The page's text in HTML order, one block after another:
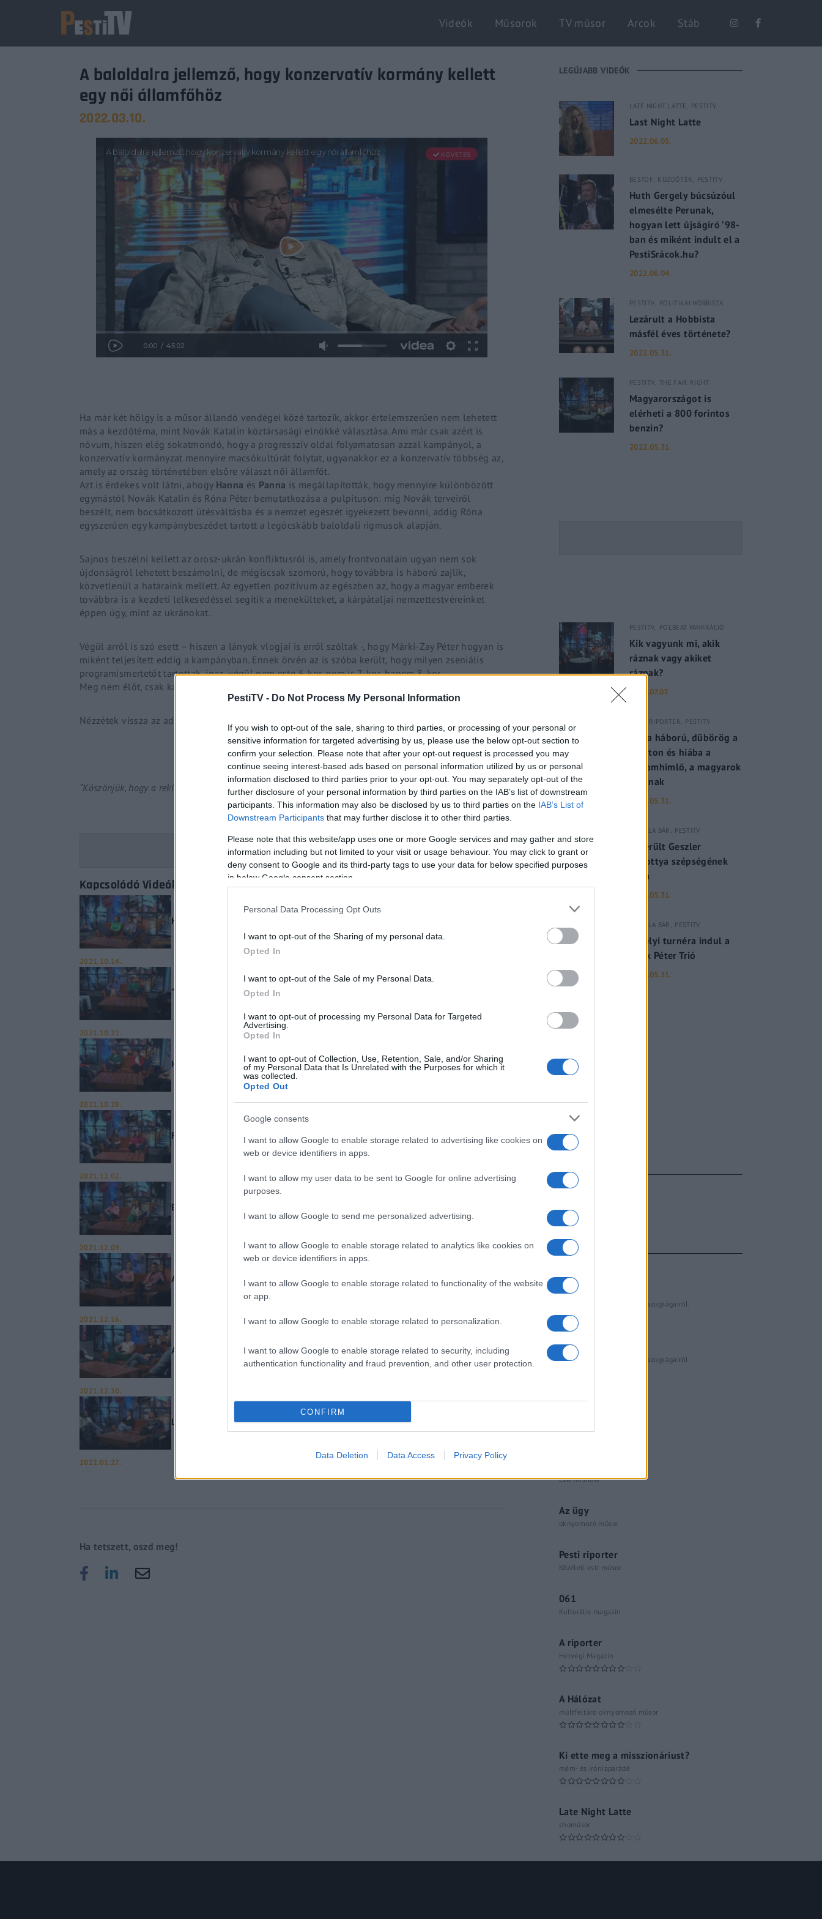
PestiTV - Do Not Process My Personal Information
If you wish to opt-out of the sale, sharing to third parties, or processing of your personal or
sensitive information for targeted advertising by us, please use the below opt-out section to
confirm your selection. Please note that after your opt-out request is processed you may
continue seeing interest-based ads based on personal information utilized by us or personal
information disclosed to third parties prior to your opt-out. You may separately opt-out of the
further disclosure of your personal information by third parties on the IAB’s list of downstream
participants. This information may also be disclosed by us to third parties on the IAB’s List of
Downstream Participants that may further disclose it to other third parties.
Please note that this website/app uses one or more Google services and may gather and store
information including but not limited to your visit or usage behaviour. You may click to grant or
deny consent to Google and its third-party tags to use your data for below specified purposes
in below Google consent section.
Personal Data Processing Opt Outs
I want to opt-out of the Sharing of my personal data.
Opted In
I want to opt-out of the Sale of my Personal Data.
Opted In
I want to opt-out of processing my Personal Data for Targeted
Advertising.
Opted In
I want to opt-out of Collection, Use, Retention, Sale, and/or Sharing
of my Personal Data that Is Unrelated with the Purposes for which it
was collected.
Opted Out
Google consents
I want to allow Google to enable storage related to advertising like cookies on
web or device identifiers in apps.
I want to allow my user data to be sent to Google for online advertising
purposes.
I want to allow Google to send me personalized advertising.
I want to allow Google to enable storage related to analytics like cookies on
web or device identifiers in apps.
I want to allow Google to enable storage related to functionality of the website
or app.
I want to allow Google to enable storage related to personalization.
I want to allow Google to enable storage related to security, including
authentication functionality and fraud prevention, and other user protection.
CONFIRM
Data Deletion Data Access Privacy Policy
Videók Műsorok TV műsor Arcok Stáb
A baloldalra jellemző, hogy konzervatív kormány kellett
egy női államfőhöz
2022.03.10.
Ha már két hölgy is a műsor állandó vendégei közé tartozik, akkor értelemszerűen nem lehetett
más a kezdőtéma, mint Novák Katalin köztársasági elnökké választása. Ami már csak azért is
nóvum, hiszen elég sokatmondó, hogy a progresszív oldal folyamatosan azzal kampányol, a
konzervatív kormányzat mennyire macsókultúrát folytat, ugyanakkor ez a konzervatív többség az,
amely az ország történetében elsőre választ női államfőt.
Azt is érdekes volt látni, ahogy Hanna és Panna is megállapították, hogy mennyire különbözött
egymástól Novák Katalin és Róna Péter bemutatkozása a pulpituson: míg Novák terveiről
beszélt, nem bocsátkozott ütésváltásba és a nemzet egészét igyekezett bevonni, addig Róna
egyszerűen egy kampánybeszédet tartott a legócskább baloldali rigmusok alapján.
Sajnos beszélni kellett az orosz-ukrán konfliktusról is, amely frontvonalain ugyan nem sok
újdonságról lehetett beszámolni, de mégiscsak szomorú, hogy továbbra is háború zajlik,
közvetlenül a határaink mellett. Az egyetlen pozitívum az egészben az, hogy a magyar emberek
továbbra is a kezdeti lelkesedéssel segítik a menekülteket, a kárpátaljai nemzettestvéreinket
éppen úgy, mint az ukránokat.
Végül arról is szó esett – hiszen a lányok vlogjai is erről szóltak -, hogy Márki-Zay Péter hogyan is
miként teljesített eddig a kampányban. Ennek örvén az is szóba került, hogy milyen zseniális
programismertetőt tartottak, igaz, végül nem este 6-kor, nem is 7-kor, hanem 8-kor.
Meg nem élőt, csak kamu élőt, abból is feltűnően rosszat, de csak megvolt.
Nézzétek vissza az adást!
“Köszönjük, hogy a reklám megnézésével támogatod a PestiTV létezését!”
Kapcsolódó Videók
Hétfejű sárkányból félszemű kobra – ez ma a magyarországi ellenzék
2021.10.14.
“Soros Györgynek arany szobrot kellene állítani!”
2021.10.21.
Hópelyhek olvadása Trombitás Kristóffal
2021.10.28.
Fluor Tomi megmutatta, hogyan kell egybites közéleti ostobaságokat mondani
2021.12.02.
Bezzeg a fideszesek – a baloldalnak pedig mindent szabad
2021.12.09.
Az Amnesty International azt is megengedi, hogy heterók legyünk?
2021.12.16.
Az LMBTQ Szűz Mária kicsit meredek
2021.12.30.
Lakatos Márk, a megélhetési rettegők példaképe
2022.01.27.
Ha tetszett, oszd meg!
LEGÚJABB VIDEÓK
LATE NIGHT LATTE PESTITV
Last Night Latte
2022.06.05.
BESTOF KÜZDŐTÉR PESTITV
Huth Gergely búcsúzóul
elmesélte Perunak,
hogyan lett újságíró ’98-
ban és miként indult el a
PestiSrácok.hu?
2022.06.04.
PESTITV POLITIKAI HOBBISTA
Lezárult a Hobbista
másfél éves története?
2022.05.31.
PESTITV THE FAIR RIGHT
Magyarországot is
elérheti a 800 forintos
benzin?
2022.05.31.
PESTITV POLBEAT PANKRÁCIÓ
Kik vagyunk mi, akik
ráznak vagy akiket
ráznak?
2022.07.07.
PESTI RIPORTER PESTITV
Dúl a háború, dübörög a
Balaton és hiába a
majomhimlő, a magyarok
utaznak
2022.05.31.
GERILLA BÁR PESTITV
Kiderült Geszler
Dorottya szépségének
titka
2022.05.31.
GERILLA BÁR PESTITV
Erdélyi turnéra indul a
Sárik Péter Trió
2022.05.31.
FŐCÍM
AJÁNLOTT VIDEÓK
Libernyákok
elemző műsor a baloldal hazugságairól
Görbe tükör a baloldalról
Számok és tények
elemző műsor a baloldal hazugságairól
talk-show
Hópelyhek olvadása
Esti hírshow
Az ügy
oknyomozó műsor
Pesti riporter
Közéleti esti műsor
061
Kulturális magazin
A riporter
Hétvégi Magazin
A Hálózat
múltfeltáró oknyomozó műsor
Ki ette meg a misszionáriust?
mém- és iróniaparádé
Late Night Latte
shoműsor
Enter / ESC visszatérés
Login Register
Username or Email Address
Password
SIGN IN
Remember Me Lost Your Password?
By signing in, you agree to our terms and conditionsand our